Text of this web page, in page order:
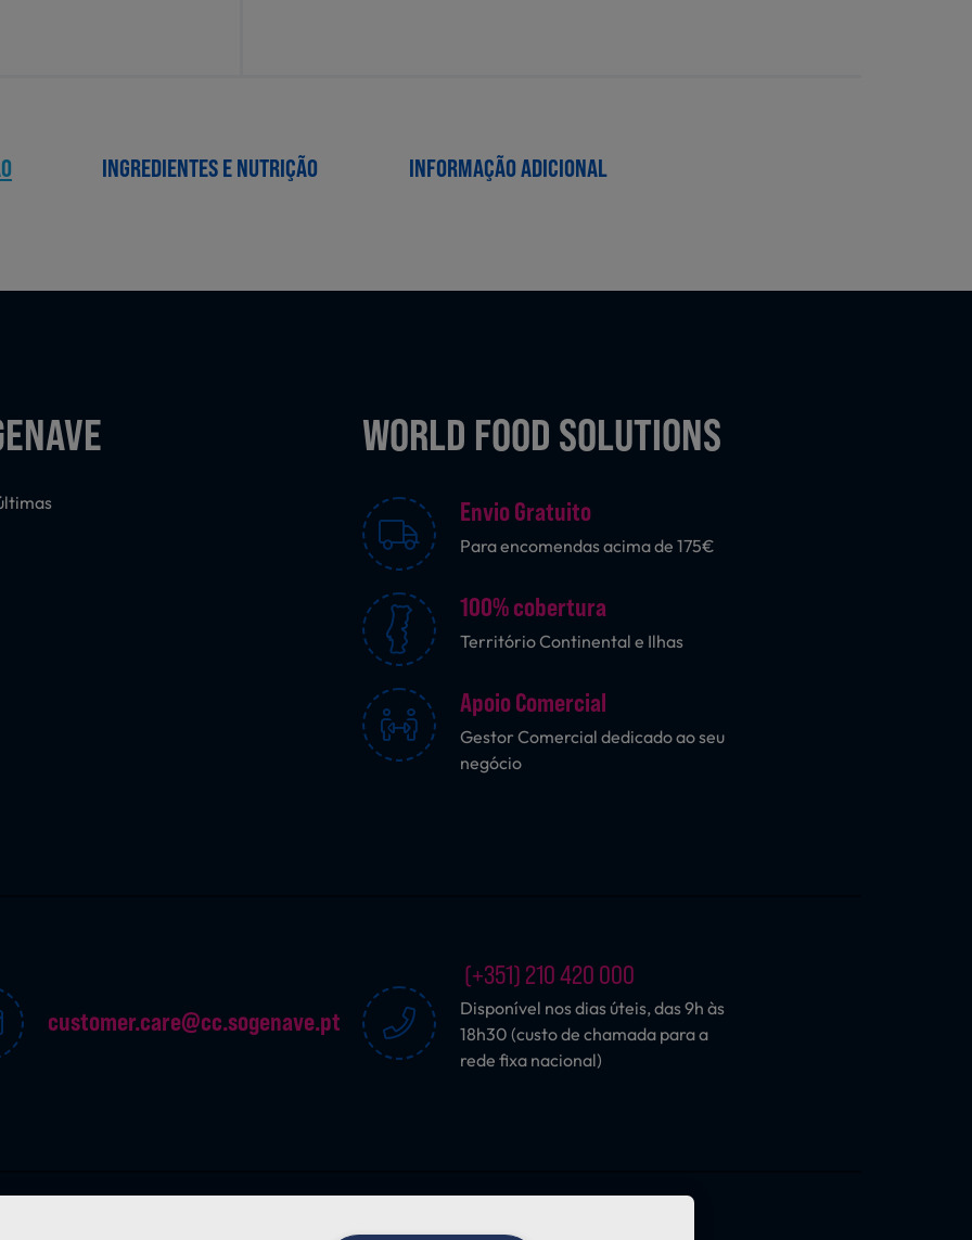
INGREDIENTES E NUTRIÇÃO INFORMAÇÃO ADICIONAL
WORLD FOOD SOLUTIONS
Envio Gratuito
Para encomendas acima de 175€
100% cobertura
Território Continental e Ilhas
Apoio Comercial
Gestor Comercial dedicado ao seu
negócio
customer.care@cc.sogenave.pt
(+351) 210 420 000
Disponível nos dias úteis, das 9h às
18h30 (custo de chamada para a
rede fixa nacional)